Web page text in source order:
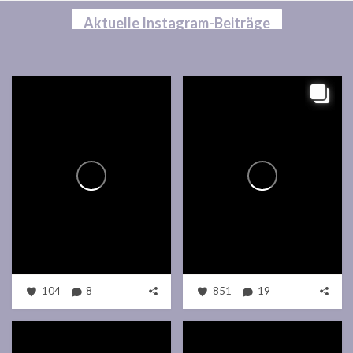
Aktuelle Instagram-Beiträge
104 8 851 19